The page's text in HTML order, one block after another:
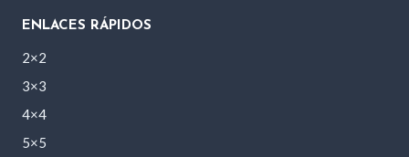
ENLACES RÁPIDOS
2×2
3×3
4×4
5×5